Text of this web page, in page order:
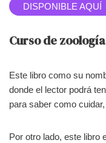
DISPONIBLE AQUÍ
Curso de zoología
Este libro como su
donde el lector podrá
para saber como
Por otro lado, este libro